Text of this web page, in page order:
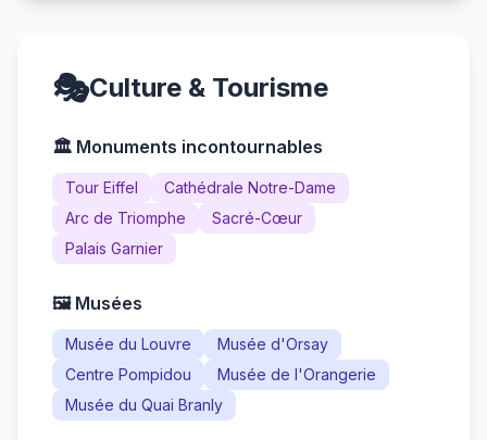
🎭Culture & Tourisme
🏛️ Monuments incontournables
Tour Eiffel
Cathédrale Notre-Dame
Arc de Triomphe
Sacré-Cœur
Palais Garnier
🖼️ Musées
Musée du Louvre
Musée d'Orsay
Centre Pompidou
Musée de l'Orangerie
Musée du Quai Branly